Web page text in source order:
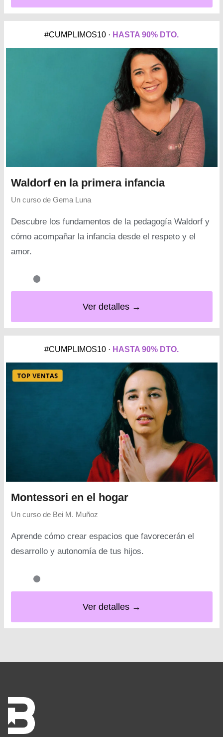
#CUMPLIMOS10 · HASTA 90% DTO.
Waldorf en la primera infancia
Un curso de Gema Luna
Descubre los fundamentos de la pedagogía Waldorf y
cómo acompañar la infancia desde el respeto y el
amor.
Ver detalles →
#CUMPLIMOS10 · HASTA 90% DTO.
Montessori en el hogar
Un curso de Bei M. Muñoz
Aprende cómo crear espacios que favorecerán el
desarrollo y autonomía de tus hijos.
Ver detalles →